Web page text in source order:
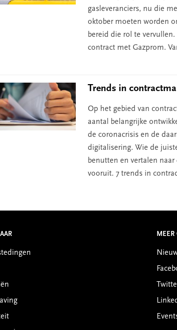
gasleveranciers, nu die
oktober moeten worden
bereid die rol te vervullen.
contract met Gazprom.
Trends in
Op het gebied van
aantal belangrijke
de coronacrisis en de
digitalisering. Wie de
benutten en vertalen
vooruit. 7 trends in